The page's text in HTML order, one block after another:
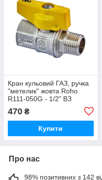
Кран кульовий ГАЗ, ручка
"метелик" жовта Roho
R111-050G - 1/2" ВЗ
470 ₴
Купити
Про нас
98% позитивних з 142